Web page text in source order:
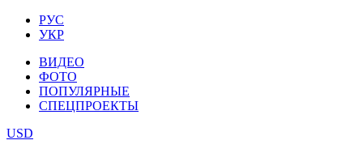
РУС
УКР
ВИДЕО
ФОТО
ПОПУЛЯРНЫЕ
СПЕЦПРОЕКТЫ
USD